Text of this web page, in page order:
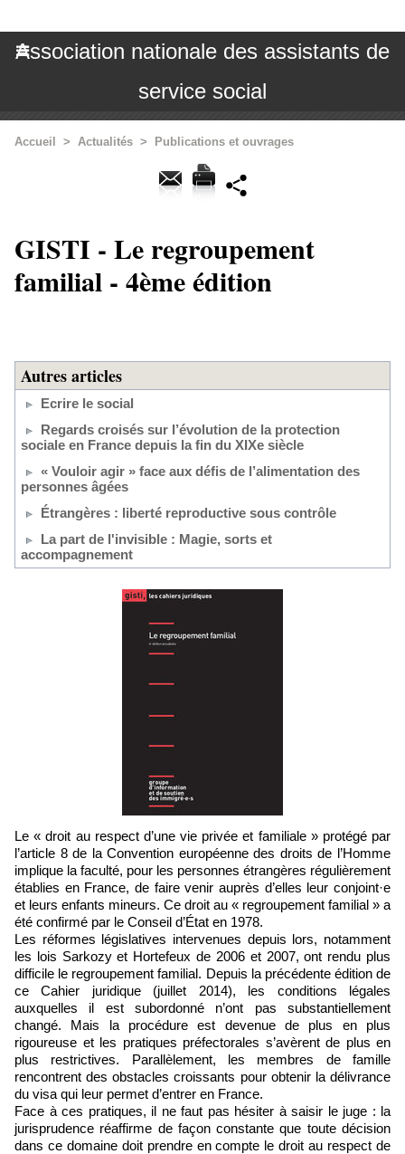
Association nationale des assistants de
service social
Accueil > Actualités > Publications et ouvrages
GISTI - Le regroupement
familial - 4ème édition
Autres articles
Ecrire le social
Regards croisés sur l’évolution de la protection
sociale en France depuis la fin du XIXe siècle
« Vouloir agir » face aux défis de l’alimentation des
personnes âgées
Étrangères : liberté reproductive sous contrôle
La part de l'invisible : Magie, sorts et
accompagnement
Le « droit au respect d’une vie privée et familiale » protégé par
l’article 8 de la Convention européenne des droits de l’Homme
implique la faculté, pour les personnes étrangères régulièrement
établies en France, de faire venir auprès d’elles leur conjoint·e
et leurs enfants mineurs. Ce droit au « regroupement familial » a
été confirmé par le Conseil d’État en 1978.
Les réformes législatives intervenues depuis lors, notamment
les lois Sarkozy et Hortefeux de 2006 et 2007, ont rendu plus
difficile le regroupement familial. Depuis la précédente édition de
ce Cahier juridique (juillet 2014), les conditions légales
auxquelles il est subordonné n’ont pas substantiellement
changé. Mais la procédure est devenue de plus en plus
rigoureuse et les pratiques préfectorales s’avèrent de plus en
plus restrictives. Parallèlement, les membres de famille
rencontrent des obstacles croissants pour obtenir la délivrance
du visa qui leur permet d’entrer en France.
Face à ces pratiques, il ne faut pas hésiter à saisir le juge : la
jurisprudence réaffirme de façon constante que toute décision
dans ce domaine doit prendre en compte le droit au respect de